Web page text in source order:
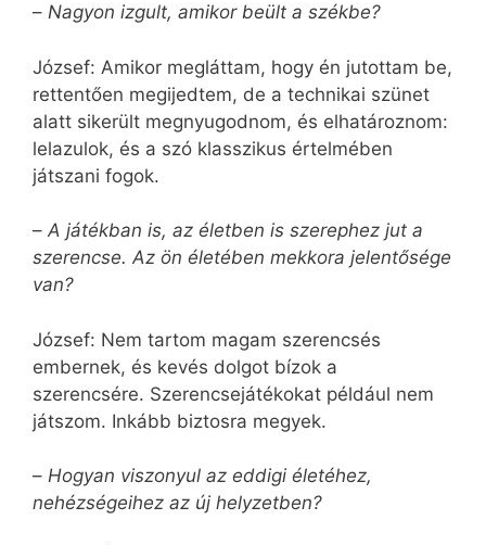
– Nagyon izgult, amikor beült a székbe?
József: Amikor megláttam, hogy én jutottam be,
rettentően megijedtem, de a technikai szünet
alatt sikerült megnyugodnom, és elhatároznom:
lelazulok, és a szó klasszikus értelmében
játszani fogok.
– A játékban is, az életben is szerephez jut a
szerencse. Az ön életében mekkora jelentősége
van?
József: Nem tartom magam szerencsés
embernek, és kevés dolgot bízok a
szerencsére. Szerencsejátékokat például nem
játszom. Inkább biztosra megyek.
– Hogyan viszonyul az eddigi életéhez,
nehézségeihez az új helyzetben?